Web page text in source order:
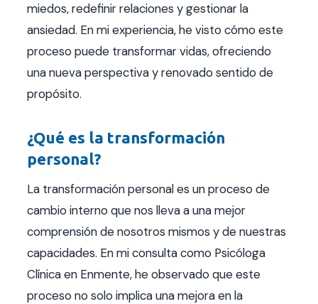
miedos, redefinir relaciones y gestionar la
ansiedad. En mi experiencia, he visto cómo este
proceso puede transformar vidas, ofreciendo
una nueva perspectiva y renovado sentido de
propósito.
¿Qué es la transformación
personal?
La transformación personal es un proceso de
cambio interno que nos lleva a una mejor
comprensión de nosotros mismos y de nuestras
capacidades. En mi consulta como Psicóloga
Clínica en Enmente, he observado que este
proceso no solo implica una mejora en la